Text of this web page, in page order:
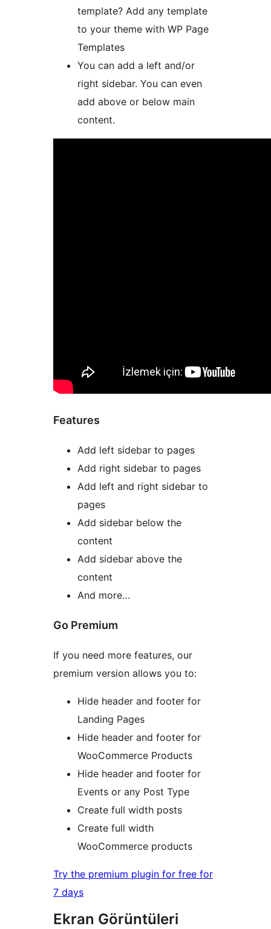
template? Add any template
to your theme with WP Page
Templates
You can add a left and/or
right sidebar. You can even
add above or below main
content.
Features
Add left sidebar to pages
Add right sidebar to pages
Add left and right sidebar to
pages
Add sidebar below the
content
Add sidebar above the
content
And more…
Go Premium
If you need more features, our
premium version allows you to:
Hide header and footer for
Landing Pages
Hide header and footer for
WooCommerce Products
Hide header and footer for
Events or any Post Type
Create full width posts
Create full width
WooCommerce products
Try the premium plugin for free for
7 days
Ekran Görüntüleri